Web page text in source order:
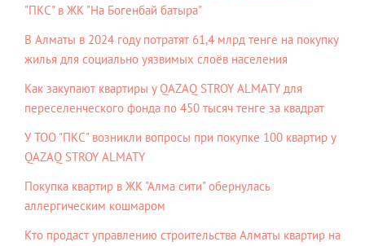
"ПКС" в ЖК "На Богенбай батыра"
В Алматы в 2024 году потратят 61,4 млрд тенге на покупку
жилья для социально уязвимых слоёв населения
Как закупают квартиры у QAZAQ STROY ALMATY для
переселенческого фонда по 450 тысяч тенге за квадрат
У ТОО "ПКС" возникли вопросы при покупке 100 квартир у
QAZAQ STROY ALMATY
Покупка квартир в ЖК "Алма сити" обернулась
аллергическим кошмаром
Кто продаст управлению строительства Алматы квартир на